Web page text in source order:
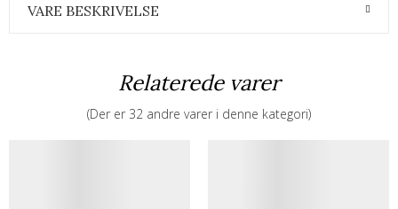
VARE BESKRIVELSE
Relaterede varer
(Der er 32 andre varer i denne kategori)